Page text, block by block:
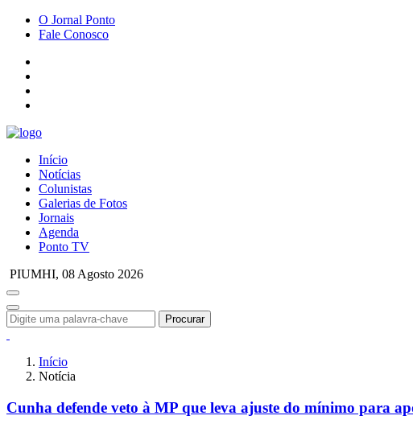
O Jornal Ponto
Fale Conosco
Início
Notícias
Colunistas
Galerias de Fotos
Jornais
Agenda
Ponto TV
PIUMHI, 08 Agosto 2026
Procurar
Início
Notícia
Cunha defende veto à MP que leva ajuste do mínimo para